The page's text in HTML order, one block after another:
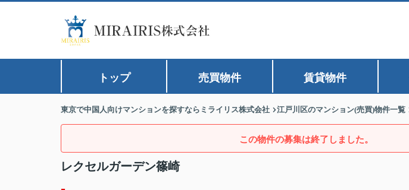
トップ 売買物件 賃貸物件
東京で中国人向けマンションを探すならミライリス株式会社 江戸川区のマンション(売買)物件一覧
この物件の募集は終了しました。
レクセルガーデン篠崎